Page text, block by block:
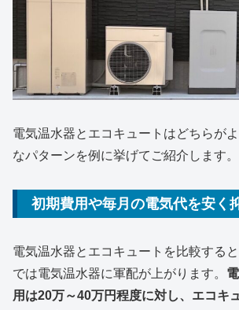
電気温水器とエコキュートはどちらが
なパターンを例に挙げてご紹介します。
初期費用や毎月の電気代を安く
電気温水器とエコキュートを比較する
では電気温水器に軍配が上がります。
用は20万～40万円程度に対し、エコキ